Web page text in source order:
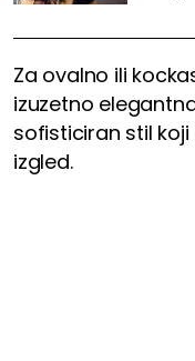
Za ovalno ili
izuzetno
sofisticiran stil
izgled.